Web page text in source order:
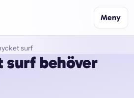
Meny
surf
surf behöver